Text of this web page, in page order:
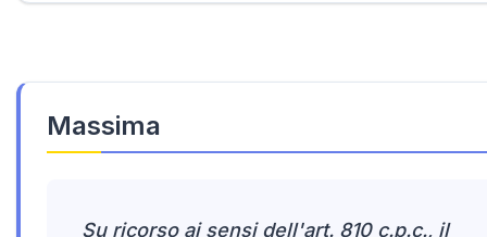
Massima
Su ricorso ai sensi dell'art. 810 c.p.c., il